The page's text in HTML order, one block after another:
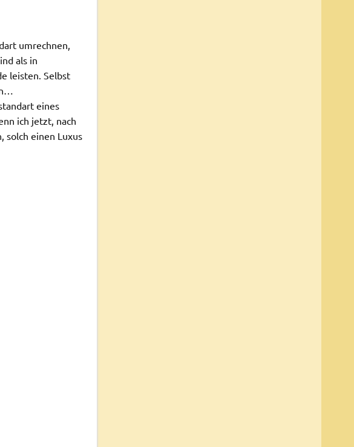
umrechnen,
als in
leisten. Selbst
eines
ich jetzt, nach
solch einen Luxus